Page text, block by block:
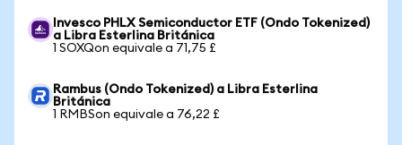
Invesco PHLX Semiconductor ETF (Ondo Tokenized)
a Libra Esterlina Británica
1 SOXQon equivale a 71,75 £
Rambus (Ondo Tokenized) a Libra Esterlina
Británica
1 RMBSon equivale a 76,22 £